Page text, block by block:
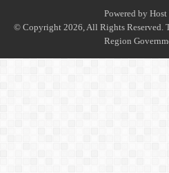
Powered by Host
© Copyright 2026, All Rights Reserved.
Region